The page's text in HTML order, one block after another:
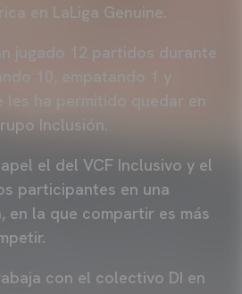
en LaLiga Genuine.
jugado 12 partidos durante
10, empatando 1 y
les ha permitido quedar en
Inclusión.
el del VCF Inclusivo y el
participantes en una
en la que compartir es más
con el colectivo DI en